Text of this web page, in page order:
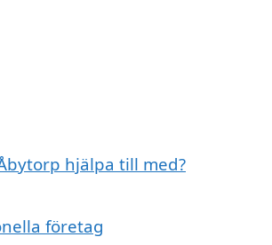
hjälpa till med?
företag